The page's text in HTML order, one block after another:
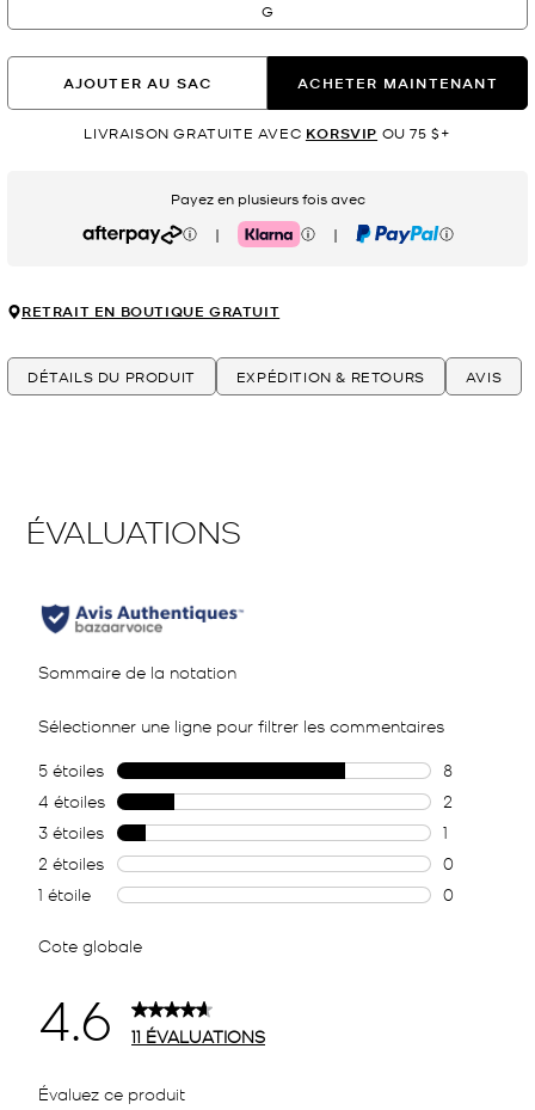
G
AJOUTER AU SAC ACHETER MAINTENANT
LIVRAISON GRATUITE AVEC KORSVIP OU 75 $+
Payez en plusieurs fois avec
Afterpay | Klarna | PayPal
RETRAIT EN BOUTIQUE GRATUIT
DÉTAILS DU PRODUIT EXPÉDITION & RETOURS AVIS